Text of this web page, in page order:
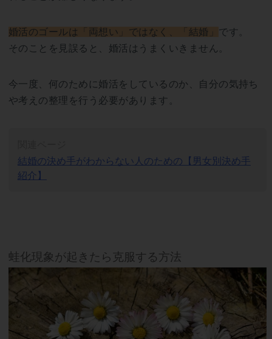
婚活のゴールは「両想い」ではなく、「結婚」 です。
そのことを見誤ると、婚活はうまくいきません。
今一度、何のために婚活をしているのか、自分の気持ち
や考えの整理を行う必要があります。
結婚の決め手がわからない人のための【男女別決め手
紹介】
蛙化現象が起きたら克服する方法